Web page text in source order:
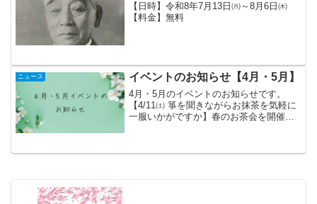
【日時】令和8年7月13日㈪～8月6日㈭
【料金】無料
ニュース イベントのお知らせ【4月・5月】
4月・5月のイベントのお知らせです。
【4/11㈯ 箏を聞きながらお抹茶を気軽に
一服いかがですか】春のお茶会を開催い
【日時】4月11日㈯